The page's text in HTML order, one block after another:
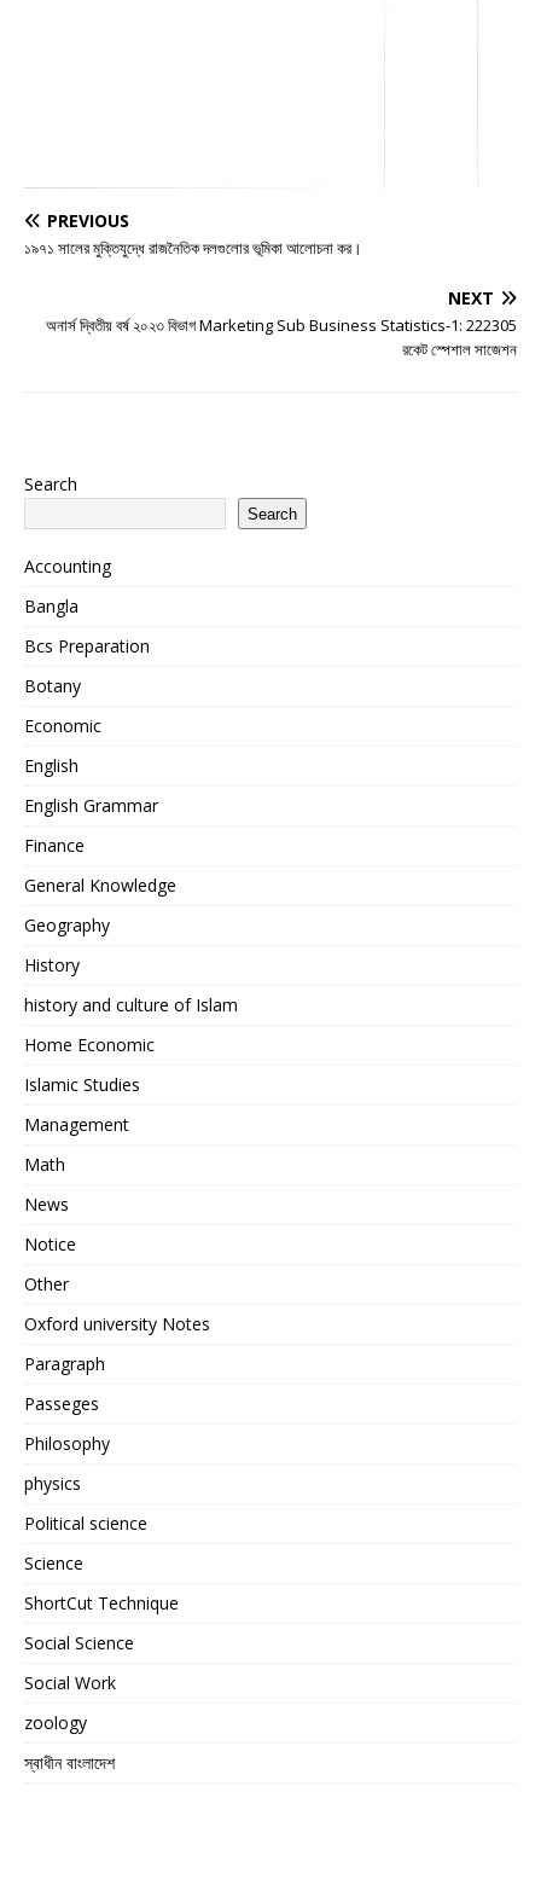
PREVIOUS
১৯৭১ সালের মুক্তিযুদ্ধে রাজনৈতিক দলগুলোর ভূমিকা আলোচনা কর।
NEXT
অনার্স দ্বিতীয় বর্ষ ২০২৩ বিভাগ Marketing Sub Business Statistics-1: 222305
রকেট স্পেশাল সাজেশন
Search
Search
Accounting
Bangla
Bcs Preparation
Botany
Economic
English
English Grammar
Finance
General Knowledge
Geography
History
history and culture of Islam
Home Economic
Islamic Studies
Management
Math
News
Notice
Other
Oxford university Notes
Paragraph
Passeges
Philosophy
physics
Political science
Science
ShortCut Technique
Social Science
Social Work
zoology
স্বাধীন বাংলাদেশ